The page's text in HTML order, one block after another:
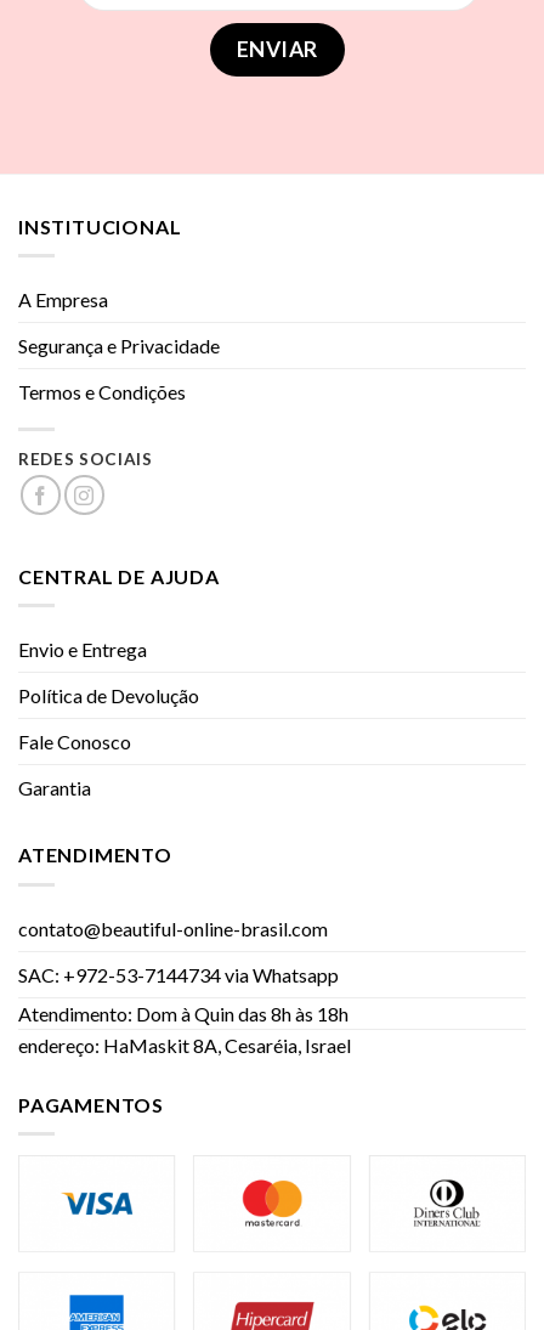
INSTITUCIONAL
A Empresa
Segurança e Privacidade
Termos e Condições
REDES SOCIAIS
CENTRAL DE AJUDA
Envio e Entrega
Política de Devolução
Fale Conosco
Garantia
ATENDIMENTO
contato@beautiful-online-brasil.com
SAC: +972-53-7144734 via Whatsapp
Atendimento: Dom à Quin das 8h às 18h
endereço: HaMaskit 8A, Cesaréia, Israel
PAGAMENTOS